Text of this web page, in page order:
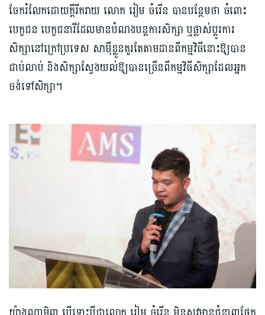
ចែករំលែកដោយក្ដីរីករាយ លោក រៀម ចំរើន បានបន្ថែមថា ចំពោះ
បេក្ខជន បេក្ខជនារីដែលមានបំណងបន្តការសិក្សា ឬផ្លាស់ប្ដូរការ
សិក្សានៅក្រៅប្រទេស សាម៉ីខ្លួនគួរតែតាមដានពីកម្មវិធីនោះឱ្យបាន
ជាប់លាប់ និងសិក្សាស្វែងយល់ឱ្យបានច្រើនពីកម្មវិធីសិក្សាដែលអ្នក
ចង់ទៅសិក្សា។